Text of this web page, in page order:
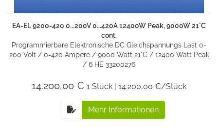
EA-EL 9200-420 0...200V 0...420A 12400W Peak, 9000W 21°C
cont.
Programmierbare Elektronische DC Gleichspannungs Last 0-
200 Volt / 0-420 Ampere / 9000 Watt 21°C / 12400 Watt Peak
/ 6 HE 33200276
14.200,00 € 1 Stück | 14.200,00 €/Stück
Mehr Informationen